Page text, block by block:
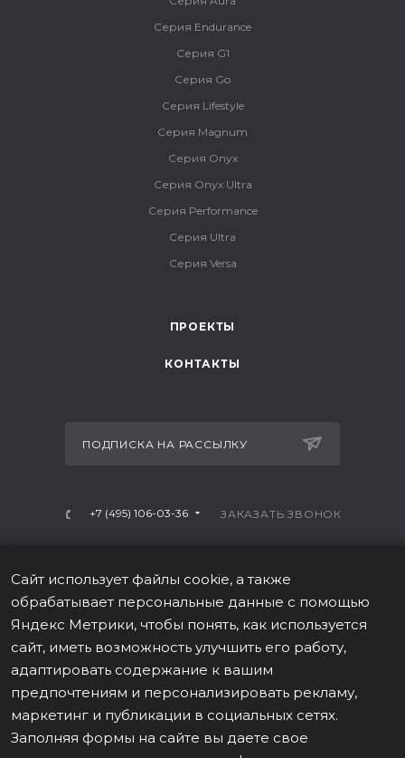
Серия Endurance
Серия G1
Серия Go
Серия Lifestyle
Серия Magnum
Серия Onyx
Серия Onyx Ultra
Серия Performance
Серия Ultra
Серия Versa
ПРОЕКТЫ
КОНТАКТЫ
ПОДПИСКА НА РАССЫЛКУ
+7 (495) 106-03-36 ЗАКАЗАТЬ ЗВОНОК
г. Москва, Варшавское ш., 28А, 1 этаж
ПОЛИТИКА В ОТНОШЕНИИ ОБРАБОТКИ ПЕРСОНАЛЬНЫХ
ДАННЫХ
Сайт использует файлы cookie, а также
обрабатывает персональные данные с помощью
Яндекс Метрики, чтобы понять, как используется
сайт, иметь возможность улучшить его работу,
адаптировать содержание к вашим
предпочтениям и персонализировать рекламу,
маркетинг и публикации в социальных сетях.
Заполняя формы на сайте вы даете свое